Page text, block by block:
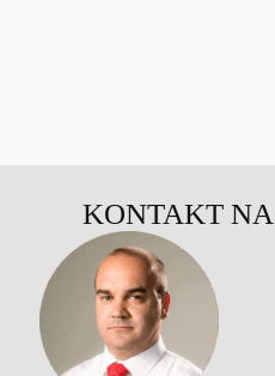
KONTAKT